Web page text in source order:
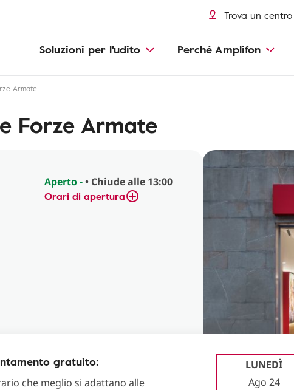
Trova un centro
Soluzioni per l'udito Perché Amplifon
Armate
Forze Armate
Aperto -• Chiude alle 13:00
Orari di apertura
gratuito:
che meglio si adattano alle
LUNEDÌ
Ago 24